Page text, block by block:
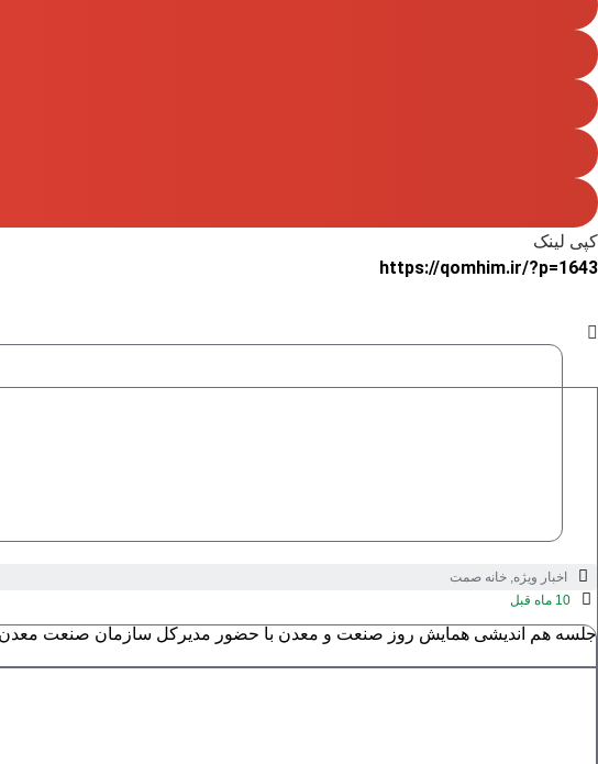
کپی لینک
https://qomhim.ir/?p=1643
اخبار ویژه خانه صمت
10 ماه قبل
جلسه هم اندیشی همایش روز صنعت و معدن با حضور مدیرکل سازمان صنعت